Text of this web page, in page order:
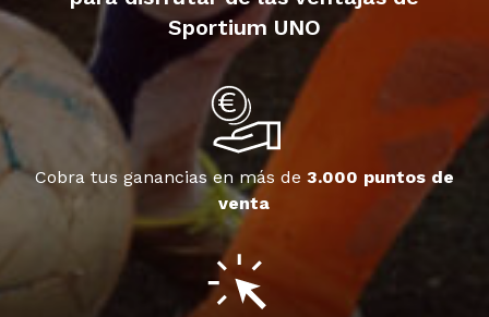
Sportium UNO
Cobra tus ganancias en más de 3.000 puntos de
venta